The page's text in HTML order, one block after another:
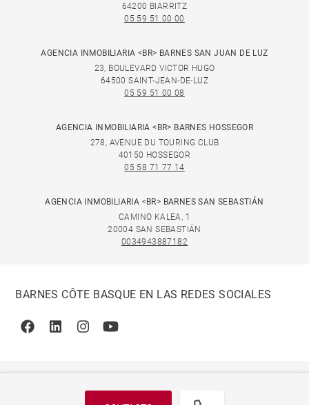
64200 BIARRITZ
05 59 51 00 00
AGENCIA INMOBILIARIA <BR> BARNES SAN JUAN DE LUZ
23, BOULEVARD VICTOR HUGO
64500 SAINT-JEAN-DE-LUZ
05 59 51 00 08
AGENCIA INMOBILIARIA <BR> BARNES HOSSEGOR
278, AVENUE DU TOURING CLUB
40150 HOSSEGOR
05 58 71 77 14
AGENCIA INMOBILIARIA <BR> BARNES SAN SEBASTIÁN
CAMINO KALEA, 1
20004 SAN SEBASTIÁN
0034943887182
BARNES CÔTE BASQUE EN LAS REDES SOCIALES
FacebookLinkedinInstagramYoutube